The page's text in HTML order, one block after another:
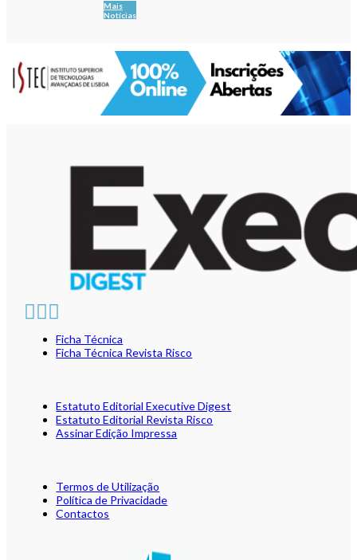
Mais
Notícias
Ficha Técnica
Ficha Técnica Revista Risco
Estatuto Editorial Executive Digest
Estatuto Editorial Revista Risco
Assinar Edição Impressa
Termos de Utilização
Política de Privacidade
Contactos